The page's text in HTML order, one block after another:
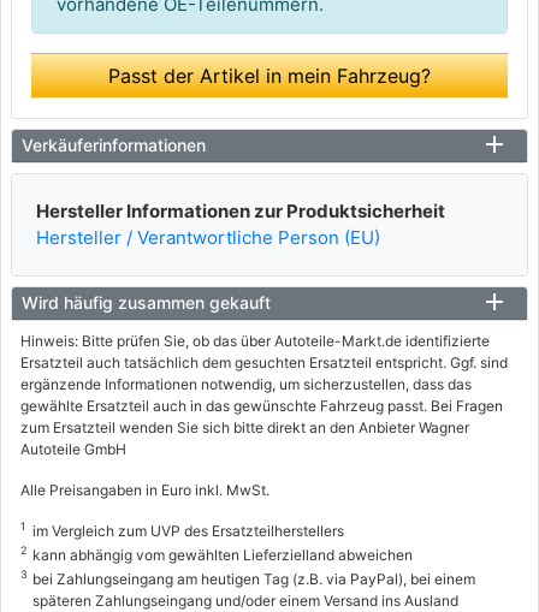
Passt der Artikel in mein Fahrzeug?
Verkäuferinformationen
Hersteller Informationen zur Produktsicherheit
Hersteller / Verantwortliche Person (EU)
Wird häufig zusammen gekauft
Hinweis: Bitte prüfen Sie, ob das über Autoteile-Markt.de identifizierte
Ersatzteil auch tatsächlich dem gesuchten Ersatzteil entspricht. Ggf. sind
ergänzende Informationen notwendig, um sicherzustellen, dass das
gewählte Ersatzteil auch in das gewünschte Fahrzeug passt. Bei Fragen
zum Ersatzteil wenden Sie sich bitte direkt an den Anbieter Wagner
Autoteile GmbH
Alle Preisangaben in Euro inkl. MwSt.
1 im Vergleich zum UVP des Ersatzteilherstellers
2 kann abhängig vom gewählten Lieferzielland abweichen
3 bei Zahlungseingang am heutigen Tag (z.B. via PayPal), bei einem
späteren Zahlungseingang und/oder einem Versand ins Ausland